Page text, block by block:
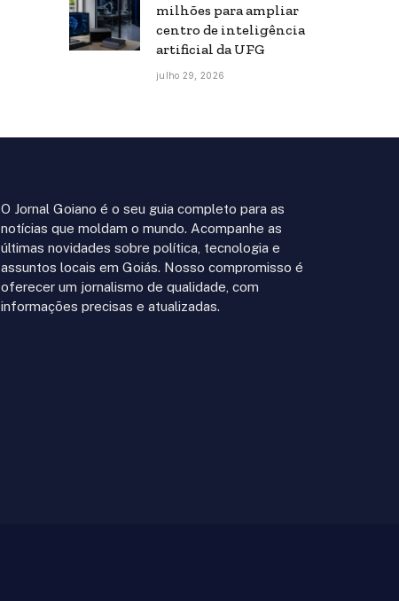
milhões para ampliar
centro de inteligência
artificial da UFG
julho 29, 2026
O Jornal Goiano é o seu guia completo para as
notícias que moldam o mundo. Acompanhe as
últimas novidades sobre política, tecnologia e
assuntos locais em Goiás. Nosso compromisso é
oferecer um jornalismo de qualidade, com
informações precisas e atualizadas.